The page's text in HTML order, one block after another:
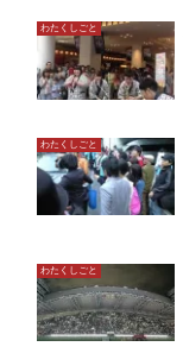
わたくしごと
わたくしごと
わたくしごと